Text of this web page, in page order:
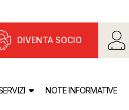
DIVENTA SOCIO
NOTE INFORMATIVE